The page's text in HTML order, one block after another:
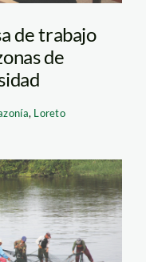
de trabajo
de
, Loreto